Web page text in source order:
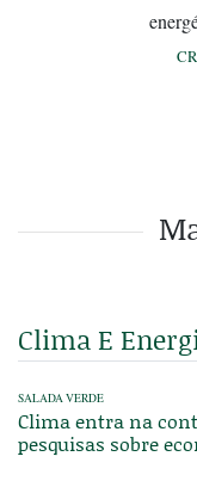
Clima E
SALADA VERDE
Clima entra na
pesquisas sobre